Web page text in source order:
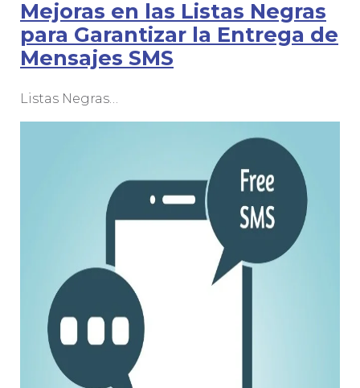
Mejoras en las Listas Negras
para Garantizar la Entrega de
Mensajes SMS
Listas Negras…